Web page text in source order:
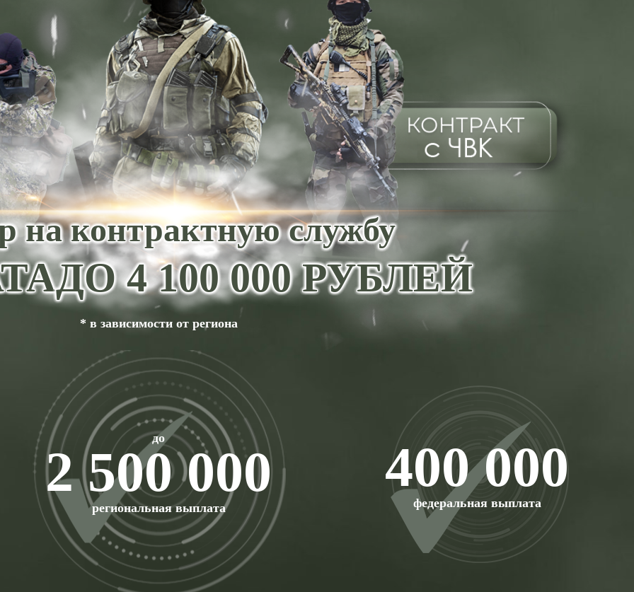
на контрактную службу
ДО 4 100 000 РУБЛЕЙ
* в зависимости от региона
до
2 500 000
региональная выплата
400 000
федеральная выплата